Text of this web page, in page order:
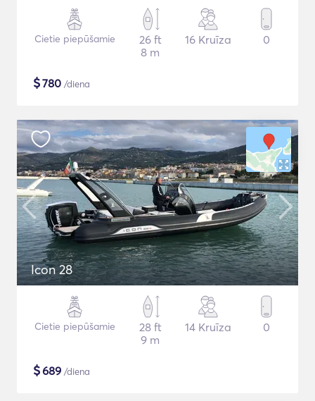
Cietie piepūšamie
26 ft
8 m
16 Kruīza 0
$780 /diena
Icon 28
Cietie piepūšamie
28 ft
9 m
14 Kruīza 0
$689 /diena